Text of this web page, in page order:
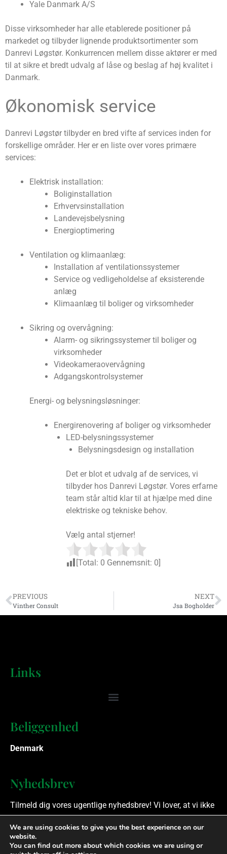
Yale Danmark A/S
Disse virksomheder har alle etablerede positioner på
markedet og tilbyder lignende produktsortimenter som
Danrevi Løgstør. Konkurrencen mellem disse aktører er med
til at sikre et bredt udvalg af låse og beslag af høj kvalitet i
Danmark.
Økonomisk service
Danrevi Løgstør tilbyder en bred vifte af services inden for
forskellige områder. Her er en liste over vores primære
services:
Elektrisk installation:
Boliginstallation
Erhvervsinstallation
Landevejsbelysning
Energioptimering
Ventilation og klimaanlæg:
Installation af ventilationssystemer
Service og vedligeholdelse af eksisterende
anlæg
Klimaanlæg til boliger og virksomheder
Sikring og overvågning:
Alarm- og sikringssystemer til boliger og
virksomheder
Videokameraovervågning
Adgangskontrolsystemer
Energi- og belysningsløsninger:
Energirenovering af boliger og virksomheder
LED-belysningssystemer
Belysningsdesign og installation
Det er blot et udvalg af de services, vi
tilbyder hos Danrevi Løgstør. Vores erfarne
team står altid klar til at hjælpe med dine
elektriske og tekniske behov.
Vælg antal stjerner!
[Total: 0 Gennemsnit: 0
PREVIOUS
Vinther Consult
NEXT
Jsa Bogholder
Links
Beliggenhed
Denmark
Nyhedsbrev
Tilmeld dig vores ugentlige nyhedsbrev! Vi lover, at vi ikke
spammer.
Ophavsret © 2023 Finansielle Rådgivere. Alle rettigheder
We are using cookies to give you the best experience on our
website.
You can find out more about which cookies we are using or